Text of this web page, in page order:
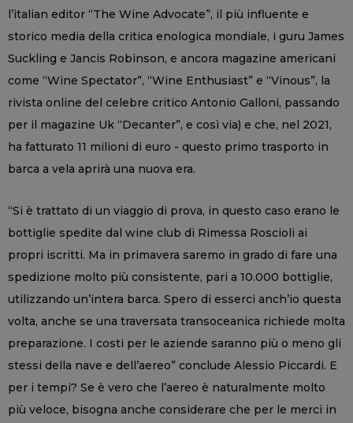
l’italian editor “The Wine Advocate”, il più influente e
storico media della critica enologica mondiale, i guru James
Suckling e Jancis Robinson, e ancora magazine americani
come “Wine Spectator”, “Wine Enthusiast” e “Vinous”, la
rivista online del celebre critico Antonio Galloni, passando
per il magazine Uk “Decanter”, e così via) e che, nel 2021,
ha fatturato 11 milioni di euro - questo primo trasporto in
barca a vela aprirà una nuova era.
“Si è trattato di un viaggio di prova, in questo caso erano le
bottiglie spedite dal wine club di Rimessa Roscioli ai
propri iscritti. Ma in primavera saremo in grado di fare una
spedizione molto più consistente, pari a 10.000 bottiglie,
utilizzando un’intera barca. Spero di esserci anch’io questa
volta, anche se una traversata transoceanica richiede molta
preparazione. I costi per le aziende saranno più o meno gli
stessi della nave e dell’aereo” conclude Alessio Piccardi. E
per i tempi? Se è vero che l’aereo è naturalmente molto
più veloce, bisogna anche considerare che per le merci in